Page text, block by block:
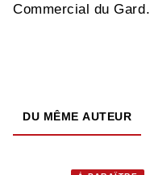
Commercial du Gard.
DU MÊME AUTEUR